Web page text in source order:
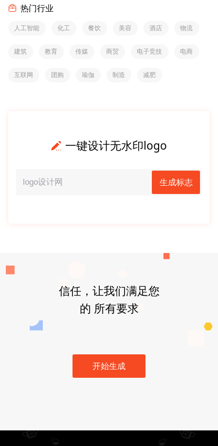
热门行业
人工智能 化工 餐饮 美容 酒店 物流
建筑 教育 传媒 商贸 电子竞技 电商
互联网 团购 瑜伽 制造 减肥
一键设计无水印logo
生成标志
信任，让我们满足您
的 所有要求
开始生成